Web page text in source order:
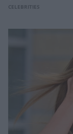
CELEBRITIES